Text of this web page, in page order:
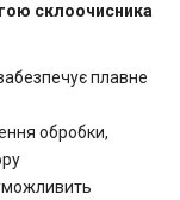
склоочисника
плавне
обробки,